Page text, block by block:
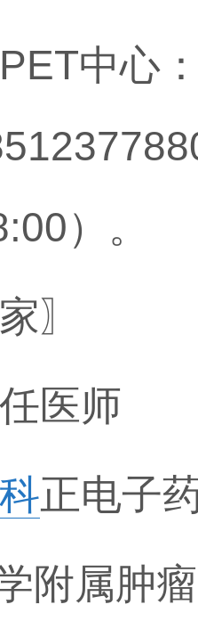
PET中心
）。
〗
医师
正电子
附属肿